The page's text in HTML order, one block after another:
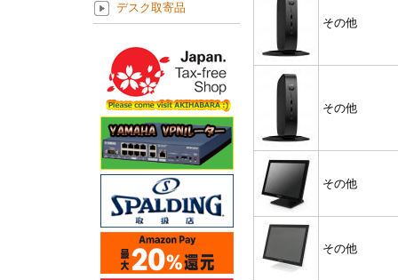
その他
その他
その他
その他
デスク取寄品